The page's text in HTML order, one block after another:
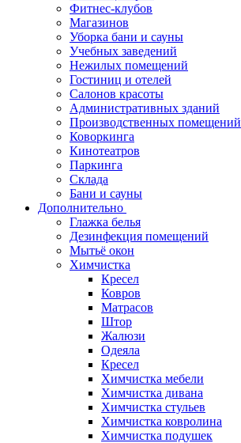
Фитнес-клубов
Магазинов
Уборка бани и сауны
Учебных заведений
Нежилых помещений
Гостиниц и отелей
Салонов красоты
Административных зданий
Производственных помещений
Коворкинга
Кинотеатров
Паркинга
Склада
Бани и сауны
Дополнительно
Глажка белья
Дезинфекция помещений
Мытьё окон
Химчистка
Кресел
Ковров
Матрасов
Штор
Жалюзи
Одеяла
Кресел
Химчистка мебели
Химчистка дивана
Химчистка стульев
Химчистка ковролина
Химчистка подушек